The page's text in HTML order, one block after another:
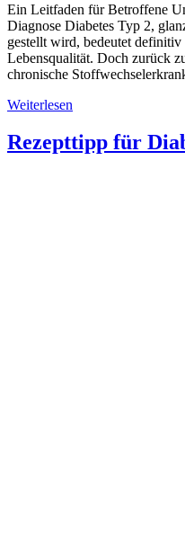
Ein Leitfaden für Betroffene
Diagnose Diabetes Typ 2,
gestellt wird, bedeutet
Lebensqualität. Doch zurück
chronische
Weiterlesen
Rezepttipp für